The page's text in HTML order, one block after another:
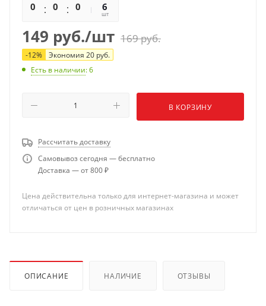
0 0 0 06
шт
149 руб./шт 169руб.
-12% Экономия 20 руб.
Есть в наличии: 6
В КОРЗИНУ
Рассчитать доставку
Самовывоз сегодня — бесплатно
Доставка — от 800 ₽
Цена действительна только для интернет-магазина и может
отличаться от цен в розничных магазинах
ОПИСАНИЕ НАЛИЧИЕ ОТЗЫВЫ